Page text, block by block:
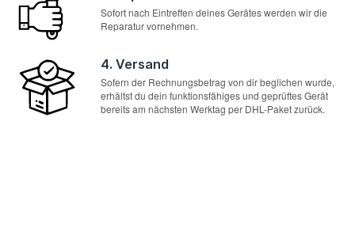
Sofort nach Eintreffen deines Gerätes werden wir die
Reparatur vornehmen.
4. Versand
Sofern der Rechnungsbetrag von dir beglichen wurde,
erhältst du dein funktionsfähiges und geprüftes Gerät
bereits am nächsten Werktag per DHL-Paket zurück.